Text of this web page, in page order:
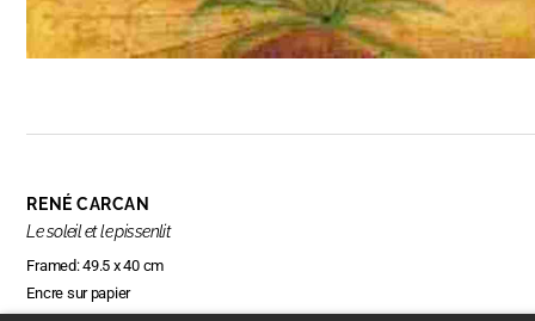
RENÉ CARCAN
Le soleil et le pissenlit
Framed: 49.5 x 40 cm
Encre sur papier